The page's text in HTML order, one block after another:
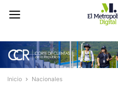
Inicio Nacionales